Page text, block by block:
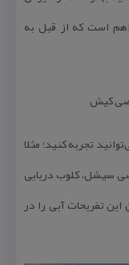
است كه از قبل به
كیش
تجربه كنید؛ مثلا
سیشل، كلوب دریایی
تفریحات آبی را در